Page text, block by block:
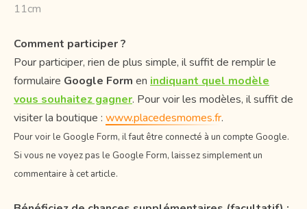
11cm
Comment participer ?
Pour participer, rien de plus simple, il suffit de remplir le
formulaire Google Form en indiquant quel modèle
vous souhaitez gagner. Pour voir les modèles, il suffit de
visiter la boutique : www.placedesmomes.fr.
Pour voir le Google Form, il faut être connecté à un compte Google.
Si vous ne voyez pas le Google Form, laissez simplement un
commentaire à cet article.